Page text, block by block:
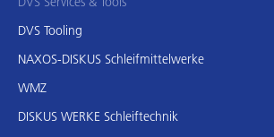
DVS Tooling
NAXOS-DISKUS Schleifmittelwerke
WMZ
DISKUS WERKE Schleiftechnik